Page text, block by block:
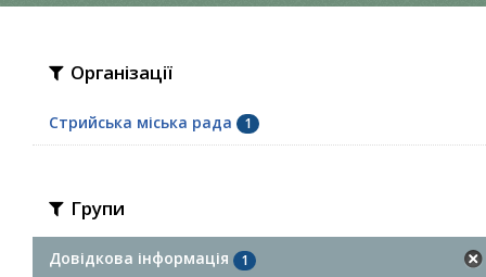
Організації
Стрийська міська рада 1
Групи
Довідкова інформація 1